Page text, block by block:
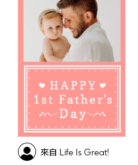
來自 Life Is Great!